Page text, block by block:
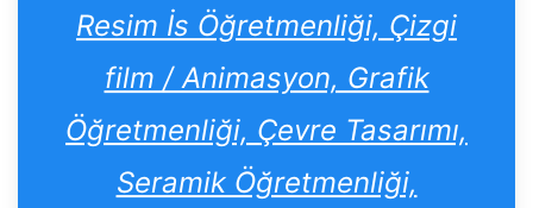
Resim İs Öğretmenliği, Çizgi
film / Animasyon, Grafik
Öğretmenliği, Çevre Tasarımı,
Seramik Öğretmenliği,